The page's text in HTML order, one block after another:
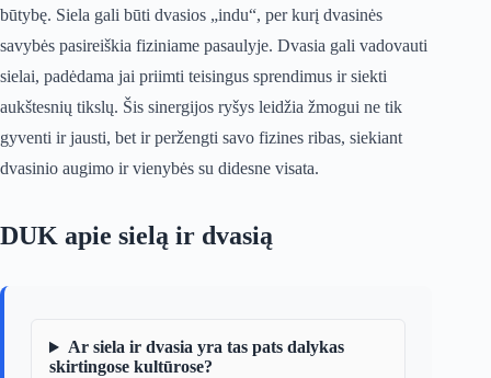
būtybę. Siela gali būti dvasios „indu“, per kurį dvasinės
savybės pasireiškia fiziniame pasaulyje. Dvasia gali vadovauti
sielai, padėdama jai priimti teisingus sprendimus ir siekti
aukštesnių tikslų. Šis sinergijos ryšys leidžia žmogui ne tik
gyventi ir jausti, bet ir peržengti savo fizines ribas, siekiant
dvasinio augimo ir vienybės su didesne visata.
DUK apie sielą ir dvasią
Ar siela ir dvasia yra tas pats dalykas
skirtingose kultūrose?